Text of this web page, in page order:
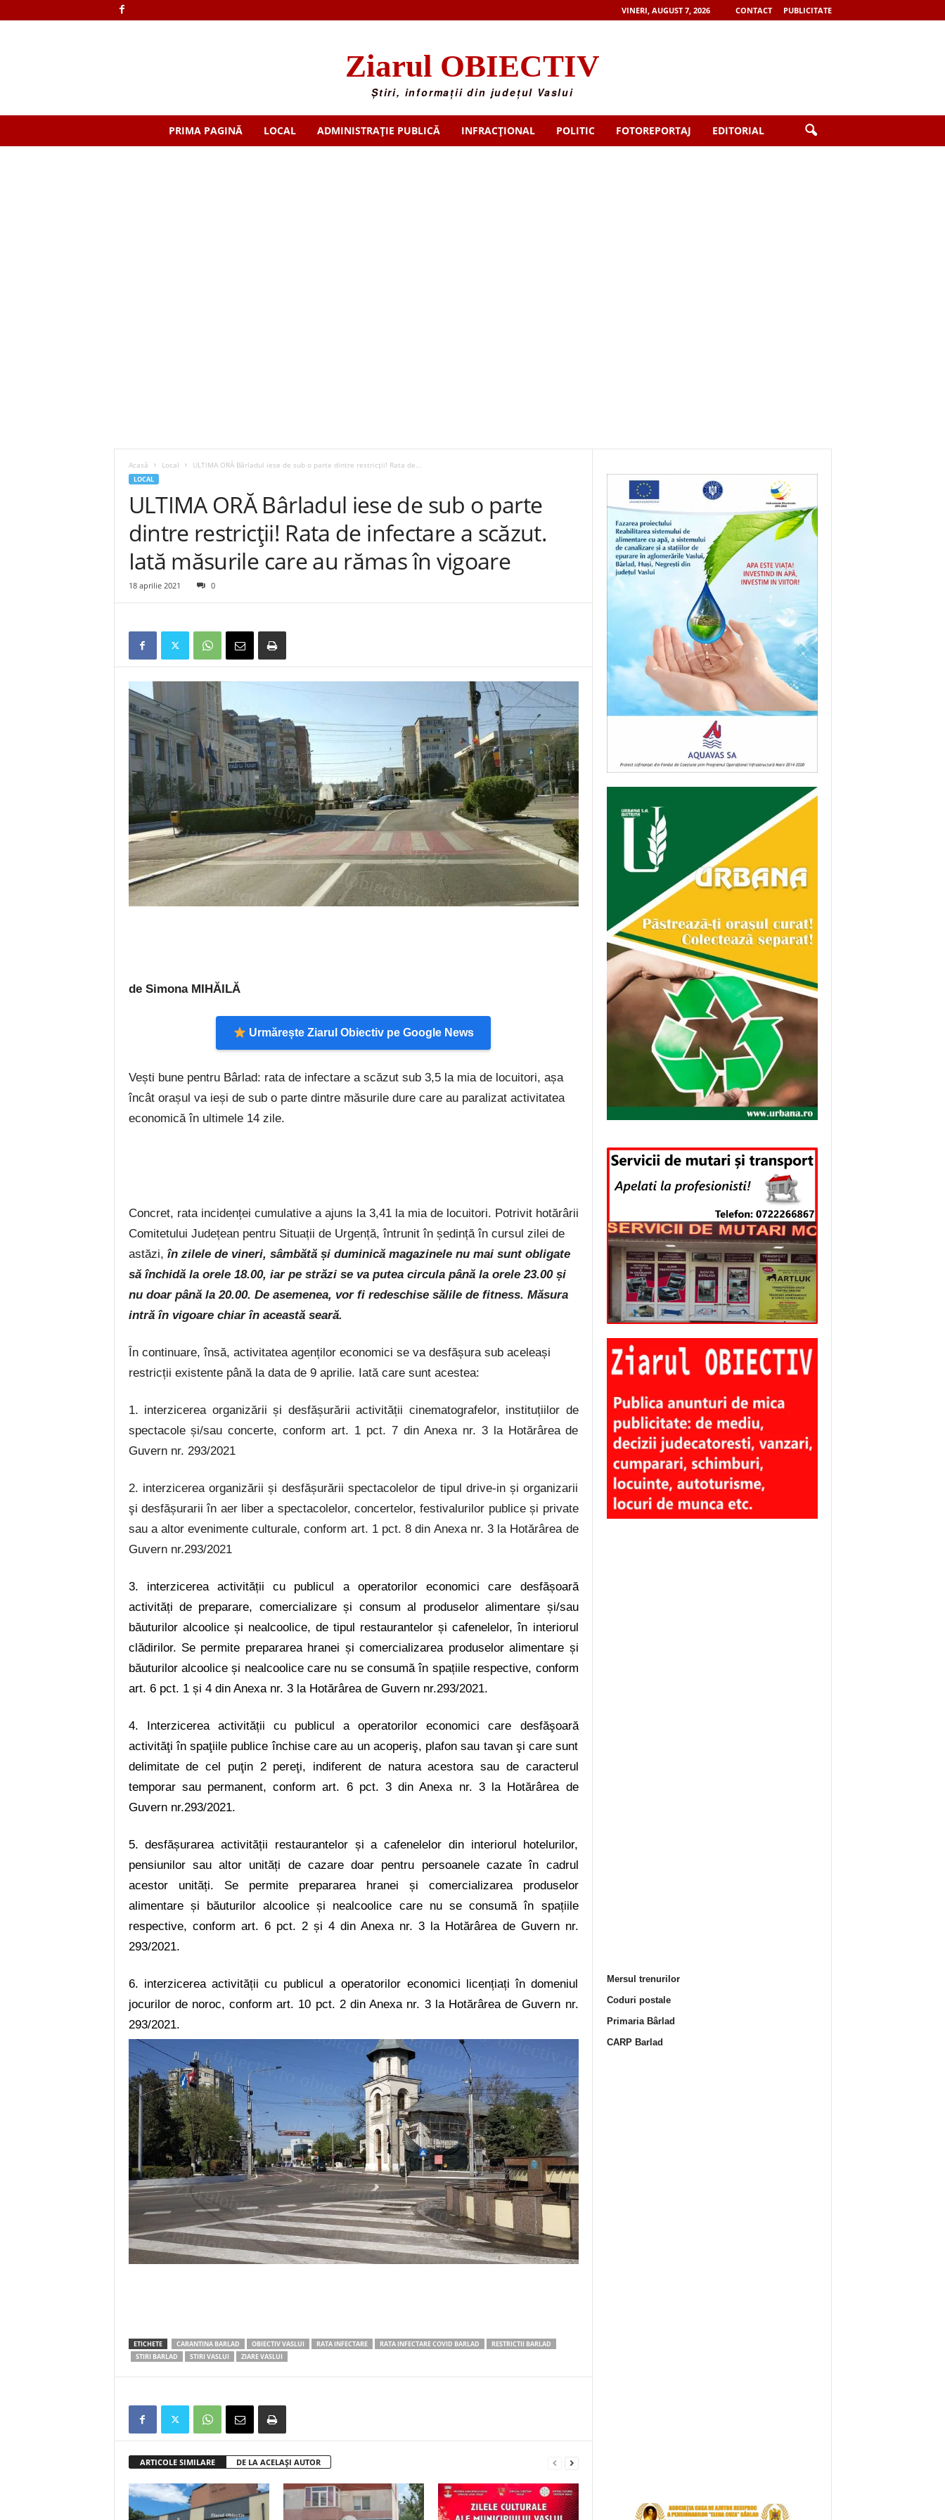
VINERI, AUGUST 7, 2026 CONTACT PUBLICITATE
Ziarul OBIECTIV
Știri, informații din județul Vaslui
PRIMA PAGINĂ LOCAL ADMINISTRAȚIE PUBLICĂ INFRACȚIONAL POLITIC FOTOREPORTAJ EDITORIAL
Acasă Local ULTIMA ORĂ Bârladul iese de sub o parte dintre restricții! Rata de...
LOCAL
ULTIMA ORĂ Bârladul iese de sub o parte
dintre restricții! Rata de infectare a scăzut.
Iată măsurile care au rămas în vigoare
18 aprilie 2021 0
de Simona MIHĂILĂ
Urmărește Ziarul Obiectiv pe Google News
Vești bune pentru Bârlad: rata de infectare a scăzut sub 3,5 la mia de locuitori, așa
încât orașul va ieși de sub o parte dintre măsurile dure care au paralizat activitatea
economică în ultimele 14 zile.
Concret, rata incidenței cumulative a ajuns la 3,41 la mia de locuitori. Potrivit hotărârii
Comitetului Județean pentru Situații de Urgență, întrunit în ședință în cursul zilei de
astăzi, în zilele de vineri, sâmbătă și duminică magazinele nu mai sunt obligate
să închidă la orele 18.00, iar pe străzi se va putea circula până la orele 23.00 și
nu doar până la 20.00. De asemenea, vor fi redeschise sălile de fitness. Măsura
intră în vigoare chiar în această seară.
În continuare, însă, activitatea agenților economici se va desfășura sub aceleași
restricții existente până la data de 9 aprilie. Iată care sunt acestea:
1. interzicerea organizării și desfășurării activității cinematografelor, instituțiilor de
spectacole și/sau concerte, conform art. 1 pct. 7 din Anexa nr. 3 la Hotărârea de
Guvern nr. 293/2021
2. interzicerea organizării și desfășurării spectacolelor de tipul drive-in și organizarii
şi desfășurarii în aer liber a spectacolelor, concertelor, festivalurilor publice și private
sau a altor evenimente culturale, conform art. 1 pct. 8 din Anexa nr. 3 la Hotărârea de
Guvern nr.293/2021
3. interzicerea activității cu publicul a operatorilor economici care desfășoară
activități de preparare, comercializare și consum al produselor alimentare și/sau
băuturilor alcoolice și nealcoolice, de tipul restaurantelor și cafenelelor, în interiorul
clădirilor. Se permite prepararea hranei și comercializarea produselor alimentare și
băuturilor alcoolice și nealcoolice care nu se consumă în spațiile respective, conform
art. 6pct. 1 și 4 din Anexa nr. 3 la Hotărârea de Guvern nr.293/2021.
4. Interzicerea activității cu publicul a operatorilor economici care desfăşoară
activităţi în spaţiile publice închise care au un acoperiş, plafon sau tavan şi care sunt
delimitate de cel puţin 2 pereţi, indiferent de natura acestora sau de caracterul
temporar sau permanent, conform art. 6pct. 3 din Anexa nr. 3 la Hotărârea de
Guvern nr.293/2021.
5. desfășurarea activității restaurantelor și a cafenelelor din interiorul hotelurilor,
pensiunilor sau altor unități de cazare doar pentru persoanele cazate în cadrul
acestor unități. Se permite prepararea hranei și comercializarea produselor
alimentare și băuturilor alcoolice și nealcoolice care nu se consumă în spațiile
respective, conform art. 6pct. 2 și 4 din Anexa nr. 3 la Hotărârea de Guvern nr.
293/2021.
6. interzicerea activității cu publicul a operatorilor economici licențiați în domeniul
jocurilor de noroc, conform art. 10 pct. 2 din Anexa nr. 3 la Hotărârea de Guvern nr.
293/2021.
ETICHETE CARANTINA BARLAD OBIECTIV VASLUI RATA INFECTARE RATA INFECTARE COVID BARLAD
RESTRICTII BARLAD
STIRI BARLAD
STIRI VASLUI ZIARE VASLUI
ARTICOLE SIMILARE DE LA ACELAȘI AUTOR
Mersul trenurilor
Coduri postale
Primaria Bârlad
CARP Barlad